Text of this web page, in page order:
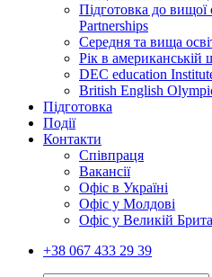
Підготовка до
Partnerships
Середня та вища
Рік в американській
DEC education
British English
Підготовка
Події
Контакти
Співпраця
Вакансії
Офіс в Україні
Офіс у Молдові
Офіс у Великій
+38 067 433 29 39